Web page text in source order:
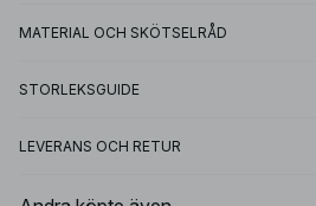
MATERIAL OCH SKÖTSELRÅD
STORLEKSGUIDE
LEVERANS OCH RETUR